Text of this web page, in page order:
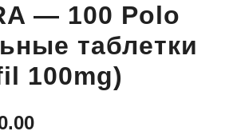
— 100 Polo
таблетки
100mg)
Диапазон